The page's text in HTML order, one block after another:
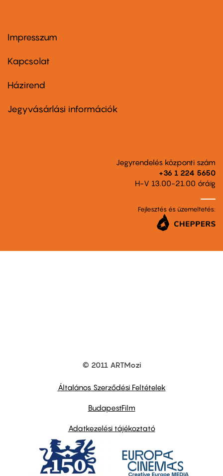
Footer
first
Impresszum
Kapcsolat
Footer
second
Házirend
Jegyvásárlási információk
Jegyrendelés központi szám
+36 1 224 5650
H-V 13.00-21.00 óráig
Fejlesztés és üzemeltetés:
© 2011 ARTMozi
Általános Szerződési Feltételek
BudapestFilm
Adatkezelési tájékoztató